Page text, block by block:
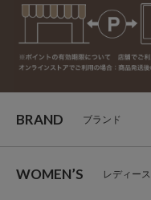
BRAND ブランド
WOMEN’S レディース